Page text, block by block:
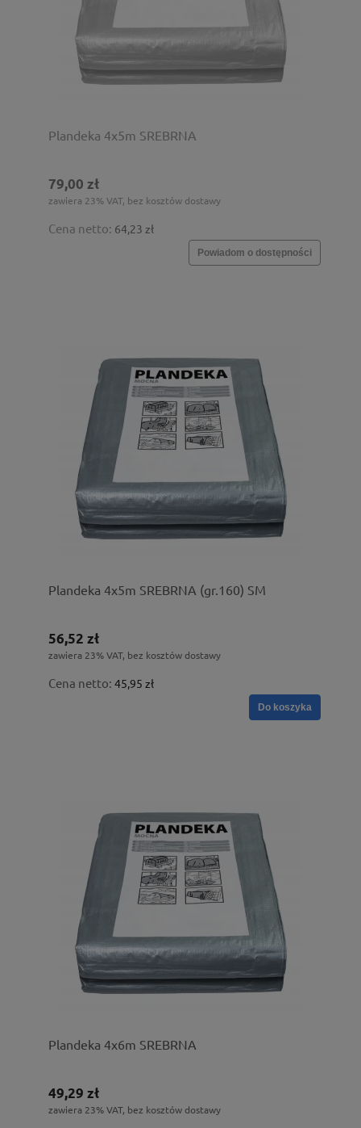
Plandeka 4x5m SREBRNA
79,00 zł
zawiera 23% VAT, bez kosztów dostawy
Cena netto: 64,23 zł
Powiadom o dostępności
Plandeka 4x5m SREBRNA (gr.160) SM
56,52 zł
zawiera 23% VAT, bez kosztów dostawy
Cena netto: 45,95 zł
Do koszyka
Plandeka 4x6m SREBRNA
49,29 zł
zawiera 23% VAT, bez kosztów dostawy